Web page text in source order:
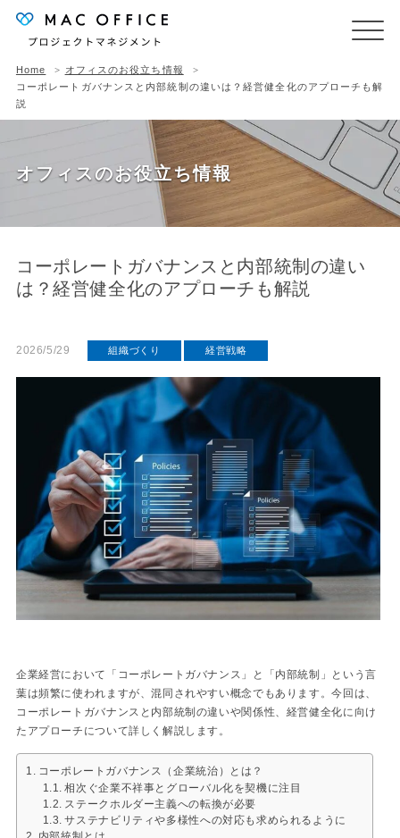
Home
オフィスのお役立ち情報
コーポレートガバナンスと内部統制の違いは？経営健全化のアプローチも解
説
オフィスのお役立ち情報
コーポレートガバナンスと内部統制の違い
は？経営健全化のアプローチも解説
2026/5/29 組織づくり 経営戦略
企業経営において「コーポレートガバナンス」と「内部統制」という言
葉は頻繁に使われますが、混同されやすい概念でもあります。今回は、
コーポレートガバナンスと内部統制の違いや関係性、経営健全化に向け
たアプローチについて詳しく解説します。
コーポレートガバナンス（企業統治）とは？
相次ぐ企業不祥事とグローバル化を契機に注目
ステークホルダー主義への転換が必要
サステナビリティや多様性への対応も求められるように